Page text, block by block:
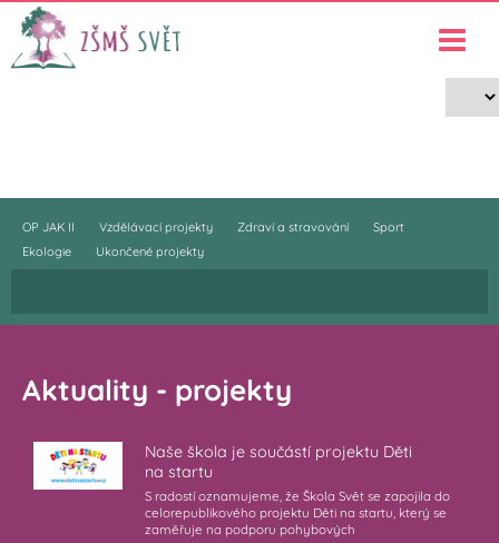
OP JAK II Vzdělávací projekty Zdraví a stravování
Sport
Ekologie
Ukončené projekty
Aktuality - projekty
Naše škola je součástí projektu Děti
na startu
S radostí oznamujeme, že Škola Svět se zapojila do
celorepublikového projektu Děti na startu, který se
zaměřuje na podporu pohybových